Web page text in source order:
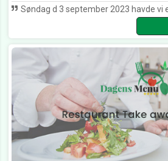
Søndag d 3 september 2023 havde vi en rigtig god oplevelse, vi fik brunch , og det var dejlig mad , desuden var det en venlig betjening, og en